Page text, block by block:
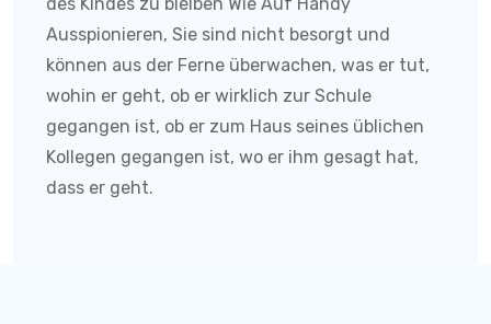
Ausspionieren, Sie sind nicht besorgt und
können aus der Ferne überwachen, was er tut,
wohin er geht, ob er wirklich zur Schule
gegangen ist, ob er zum Haus seines üblichen
Kollegen gegangen ist, wo er ihm gesagt hat,
dass er geht.